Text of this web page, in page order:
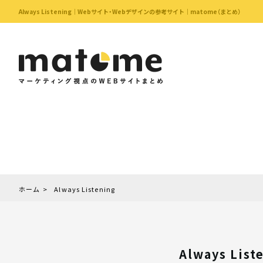
Always Listening｜Webサイト・Webデザインの参考サイト｜matome（まとめ）
ホーム Always Listening
Always